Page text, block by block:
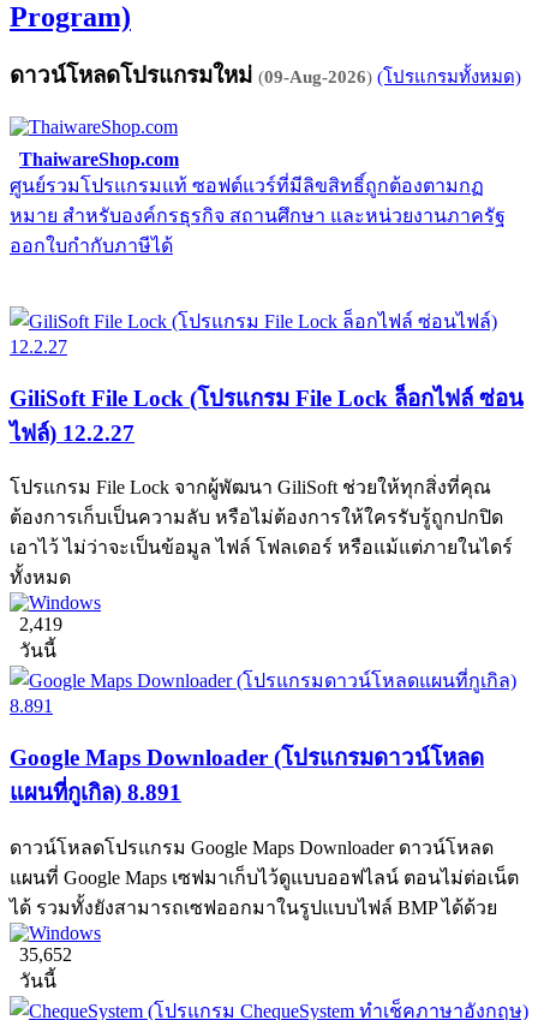
Program)
ดาวน์โหลดโปรแกรมใหม่ (09-Aug-2026) (โปรแกรมทั้งหมด)
ThaiwareShop.com
ศูนย์รวมโปรแกรมแท้ ซอฟต์แวร์ที่มีลิขสิทธิ์ถูกต้องตามกฏ
หมาย สำหรับองค์กรธุรกิจ สถานศึกษา และหน่วยงานภาครัฐ
ออกใบกำกับภาษีได้
GiliSoft File Lock (โปรแกรม File Lock ล็อกไฟล์ ซ่อน
ไฟล์) 12.2.27
โปรแกรม File Lock จากผู้พัฒนา GiliSoft ช่วยให้ทุกสิ่งที่คุณ
ต้องการเก็บเป็นความลับ หรือไม่ต้องการให้ใครรับรู้ถูกปกปิด
เอาไว้ ไม่ว่าจะเป็นข้อมูล ไฟล์ โฟลเดอร์ หรือแม้แต่ภายในไดร์
ทั้งหมด
2,419
วันนี้
Google Maps Downloader (โปรแกรมดาวน์โหลด
แผนที่กูเกิล) 8.891
ดาวน์โหลดโปรแกรม Google Maps Downloader ดาวน์โหลด
แผนที่ Google Maps เซฟมาเก็บไว้ดูแบบออฟไลน์ ตอนไม่ต่อเน็ต
ได้ รวมทั้งยังสามารถเซฟออกมาในรูปแบบไฟล์ BMP ได้ด้วย
35,652
วันนี้